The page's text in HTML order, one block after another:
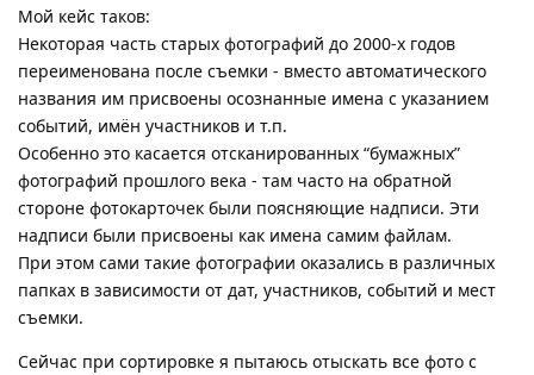
Мой кейс таков:
Некоторая часть старых фотографий до 2000-х годов
переименована после съемки - вместо автоматического
названия им присвоены осознанные имена с указанием
событий, имён участников и т.п.
Особенно это касается отсканированных “бумажных”
фотографий прошлого века - там часто на обратной
стороне фотокарточек были поясняющие надписи. Эти
надписи были присвоены как имена самим файлам.
При этом сами такие фотографии оказались в различных
папках в зависимости от дат, участников, событий и мест
съемки.
Сейчас при сортировке я пытаюсь отыскать все фото с